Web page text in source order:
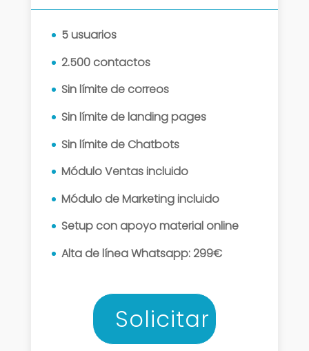
5 usuarios
2.500 contactos
Sin límite de correos
Sin límite de landing pages
Sin límite de Chatbots
Módulo Ventas incluido
Módulo de Marketing incluido
Setup con apoyo material online
Alta de línea Whatsapp: 299€
Solicitar